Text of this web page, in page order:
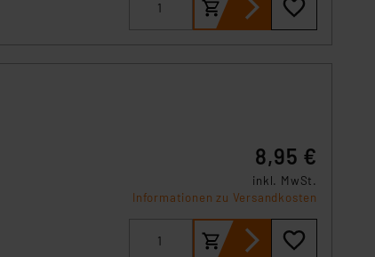
8,95 €
inkl. MwSt.
Informationen zu Versandkosten